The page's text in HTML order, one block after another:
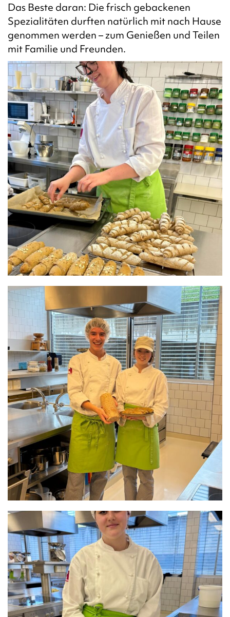
Das Beste daran: Die frisch gebackenen
Spezialitäten durften natürlich mit nach Hause
genommen werden – zum Genießen und Teilen
mit Familie und Freunden.